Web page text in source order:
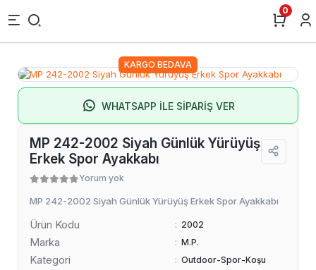
0
KARGO BEDAVA
WHATSAPP İLE SİPARİŞ VER
MP 242-2002 Siyah Günlük Yürüyüş
Erkek Spor Ayakkabı
Yorum yok
MP 242-2002 Siyah Günlük Yürüyüş Erkek Spor Ayakkabı
Ürün Kodu : 2002
Marka : M.P.
Kategori : Outdoor-Spor-Koşu